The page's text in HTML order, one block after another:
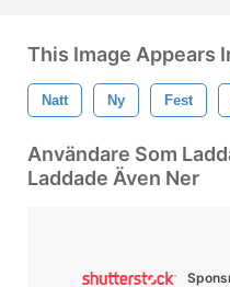
This Image Appears
Natt Ny Fest
Användare Som
Laddade Även Ner